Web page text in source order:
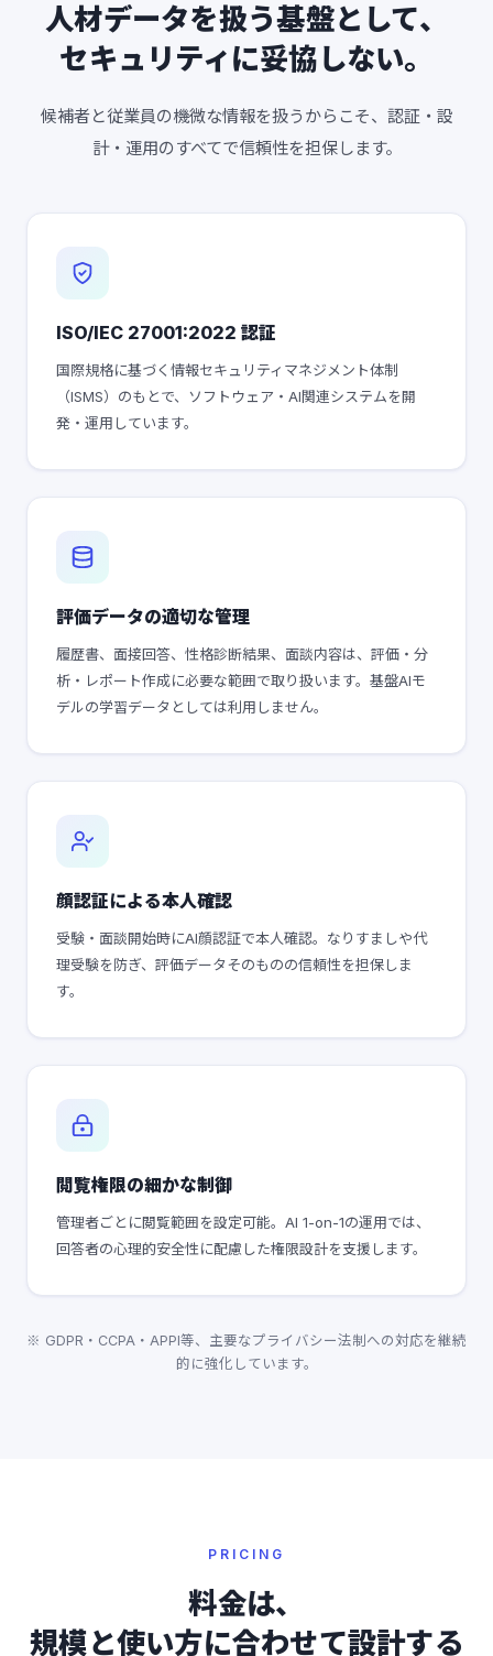
人材データを扱う基盤として、
セキュリティに妥協しない。
候補者と従業員の機微な情報を扱うからこそ、認証・設
計・運用のすべてで信頼性を担保します。
ISO/IEC 27001:2022 認証
国際規格に基づく情報セキュリティマネジメント体制
（ISMS）のもとで、ソフトウェア・AI関連システムを開
発・運用しています。
評価データの適切な管理
履歴書、面接回答、性格診断結果、面談内容は、評価・分
析・レポート作成に必要な範囲で取り扱います。基盤AIモ
デルの学習データとしては利用しません。
顔認証による本人確認
受験・面談開始時にAI顔認証で本人確認。なりすましや代
理受験を防ぎ、評価データそのものの信頼性を担保しま
す。
閲覧権限の細かな制御
管理者ごとに閲覧範囲を設定可能。AI 1-on-1の運用では、
回答者の心理的安全性に配慮した権限設計を支援します。
※ GDPR・CCPA・APPI等、主要なプライバシー法制への対応を継続
的に強化しています。
PRICING
料金は、
規模と使い方に合わせて設計する